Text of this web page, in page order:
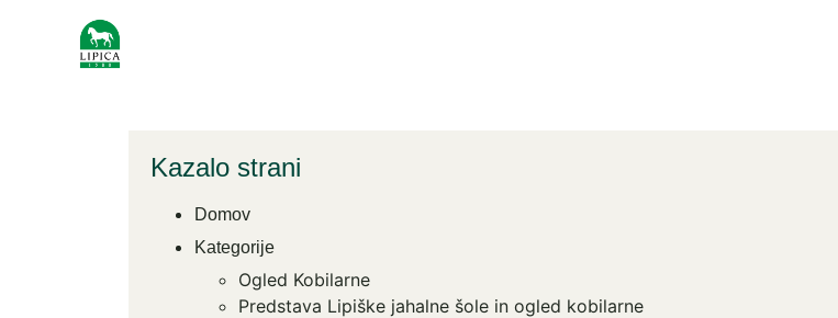
Kazalo strani
Domov
Kategorije
Ogled Kobilarne
Predstava Lipiške jahalne šole in ogled kobilarne